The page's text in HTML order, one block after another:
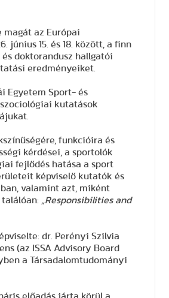
magát az Európai
június 15. és 18. között, a finn
doktorandusz hallgatói
eredményeiket.
Egyetem Sport- és
kutatások
funkcióira és
kérdései, a sportolók
fejlődés hatása a sport
képviselő kutatók és
valamint azt, miként
„Responsibilities and
dr. Perényi Szilvia
(az ISSA Advisory Board
a Társadalomtudományi